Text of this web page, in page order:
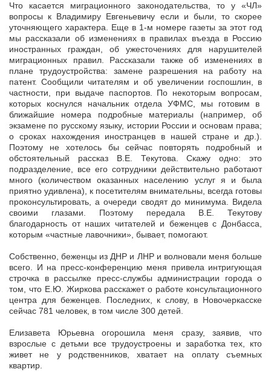
Что касается миграционного законодательства, то у «ЧЛ»
вопросы к Владимиру Евгеньевичу если и были, то скорее
уточняющего характера. Еще в 1-м номере газеты за этот год
мы рассказали об изменениях в правилах въезда в Россию
иностранных граждан, об ужесточениях для нарушителей
миграционных правил. Рассказали также об изменениях в
плане трудоустройства: замене разрешения на работу на
патент. Сообщили читателям и об увеличении госпошлин, в
частности, при выдаче паспортов. По некоторым вопросам,
которых коснулся начальник отдела УФМС, мы готовим в
ближайшие номера подробные материалы (например, об
экзамене по русскому языку, истории России и основам права;
о сроках нахождения иностранцев в нашей стране и др.).
Поэтому не хотелось бы сейчас повторять подробный и
обстоятельный рассказ В.Е. Текутова. Скажу одно: это
подразделение, все его сотрудники действительно работают
много (количеством оказанных населению услуг я и была
приятно удивлена), к посетителям внимательны, всегда готовы
проконсультировать, а очереди сводят до минимума. Видела
своими глазами. Поэтому передала В.Е. Текутову
благодарность от наших читателей и беженцев с Донбасса,
которым «частные лавочники», бывает, помогают.
Собственно, беженцы из ДНР и ЛНР и волновали меня больше
всего. И на пресс-конференцию меня привела интригующая
строчка в рассылке пресс-службы администрации города о
том, что Е.Ю. Жиркова расскажет о работе консультационного
центра для беженцев. Последних, к слову, в Новочеркасске
сейчас 781 человек, в том числе 300 детей.
Елизавета Юрьевна огорошила меня сразу, заявив, что
взрослые с детьми все трудоустроены и заработка тех, кто
живет не у родственников, хватает на оплату съемных
квартир.